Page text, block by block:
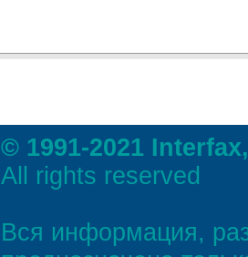
© 1991-2021
All rights reserved
Вся информация,